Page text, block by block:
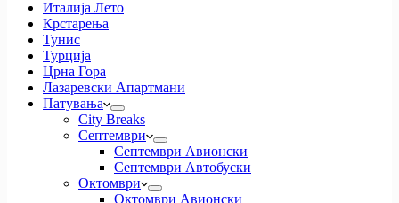
Италија Лето
Крстарења
Тунис
Турција
Црна Гора
Лазаревски Апартмани
Патувања
City Breaks
Септември
Септември Авионски
Септември Автобуски
Октомври
Октомври Авионски